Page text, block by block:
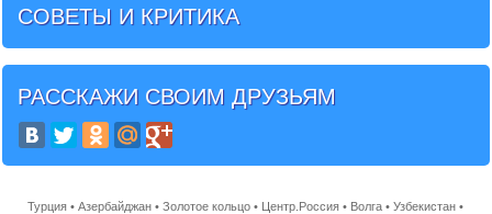
СОВЕТЫ И КРИТИКА
РАССКАЖИ СВОИМ ДРУЗЬЯМ
Турция •Азербайджан •Золотое кольцо • Центр.Россия • Волга •Узбекистан •